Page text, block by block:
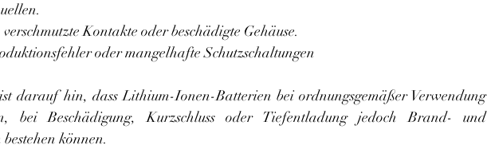
verschmutzte Kontakte oder beschädigte Gehäuse.
oder mangelhafte Schutzschaltungen
darauf hin, dass Lithium-Ionen-Batterien bei ordnungsgemäßer Verwendung
bei Beschädigung, Kurzschluss oder Tiefentladung jedoch Brand- und
können.